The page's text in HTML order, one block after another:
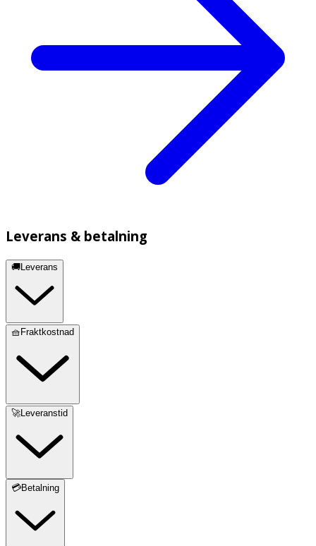
Leverans & betalning
🚚Leverans
🧺Fraktkostnad
🚀Leveranstid
💳Betalning